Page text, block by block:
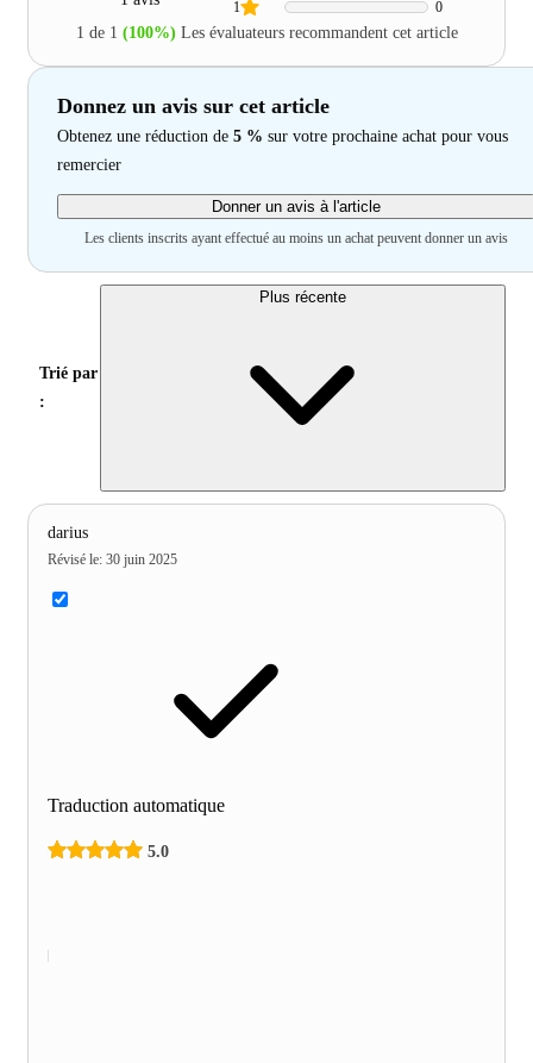
1 0
1 de 1 (100%) Les évaluateurs recommandent cet article
Donnez un avis sur cet article
Obtenez une réduction de 5 % sur votre prochaine achat pour vous
remercier
Donner un avis à l'article
Les clients inscrits ayant effectué au moins un achat peuvent donner un avis
Trié par
:
Plus récente
darius
Révisé le: 30 juin 2025
Traduction automatique
5.0